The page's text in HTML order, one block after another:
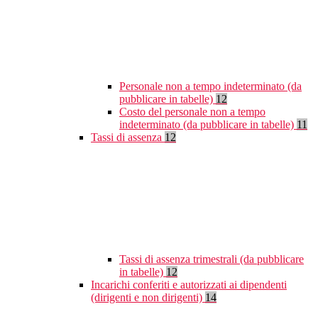
Personale non a tempo indeterminato (da
pubblicare in tabelle) 12
Costo del personale non a tempo
indeterminato (da pubblicare in tabelle) 11
Tassi di assenza 12
Tassi di assenza trimestrali (da pubblicare
in tabelle) 12
Incarichi conferiti e autorizzati ai dipendenti
(dirigenti e non dirigenti) 14